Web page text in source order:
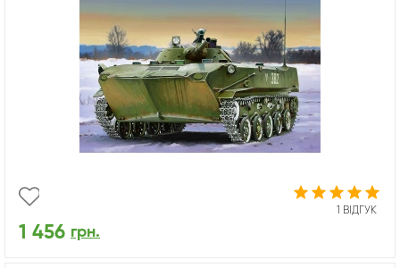
1 ВІДГУК
1 456 грн.